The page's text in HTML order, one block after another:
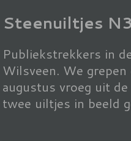
Steenuiltjes
Publiekstrekkers in
Wilsveen. We
augustus vroeg uit
twee uiltjes in beeld